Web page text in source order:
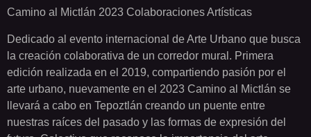
Camino al Mictlán 2023 Colaboraciones Artísticas
Dedicado al evento internacional de Arte Urbano que busca
la creación colaborativa de un corredor mural. Primera
edición realizada en el 2019, compartiendo pasión por el
arte urbano, nuevamente en el 2023 Camino al Mictlán se
llevará a cabo en Tepoztlán creando un puente entre
nuestras raíces del pasado y las formas de expresión del